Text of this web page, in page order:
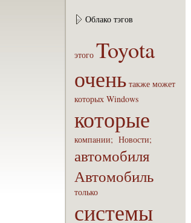
Облако тэгов
этого Toyota
очень также может
которых Windows
которые
компaнии; Новости;
автомобиля
Автомобиль
только
системы